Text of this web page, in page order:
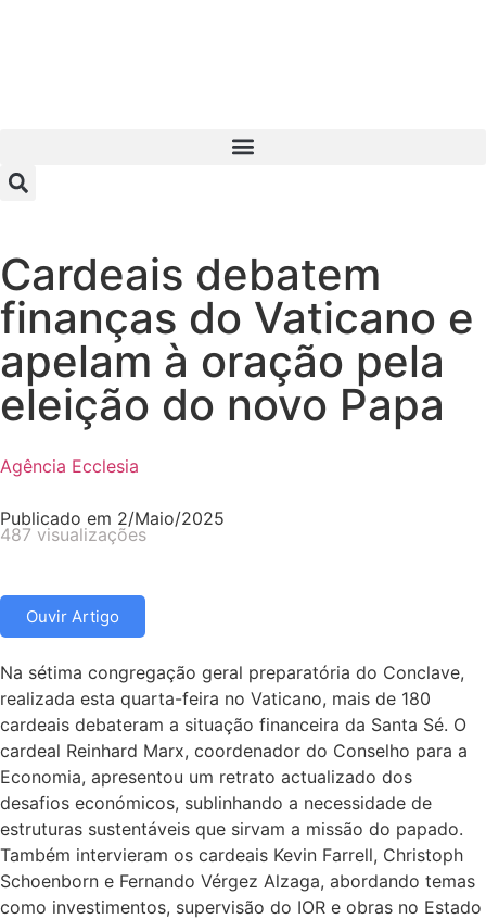
Cardeais debatem
finanças do Vaticano e
apelam à oração pela
eleição do novo Papa
Agência Ecclesia
Publicado em 2/Maio/2025
487 visualizações
Ouvir Artigo
Na sétima congregação geral preparatória do Conclave,
realizada esta quarta-feira no Vaticano, mais de 180
cardeais debateram a situação financeira da Santa Sé. O
cardeal Reinhard Marx, coordenador do Conselho para a
Economia, apresentou um retrato actualizado dos
desafios económicos, sublinhando a necessidade de
estruturas sustentáveis que sirvam a missão do papado.
Também intervieram os cardeais Kevin Farrell, Christoph
Schoenborn e Fernando Vérgez Alzaga, abordando temas
como investimentos, supervisão do IOR e obras no Estado